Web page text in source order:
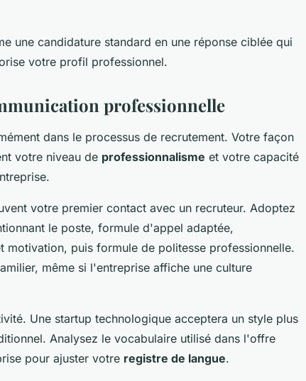
une candidature standard en une réponse ciblée qui
votre profil professionnel.
professionnelle
dans le processus de recrutement. Votre façon
votre niveau de professionnalisme et votre capacité
votre premier contact avec un recruteur. Adoptez
le poste, formule d'appel adaptée,
puis formule de politesse professionnelle.
même si l'entreprise affiche une culture
Une startup technologique acceptera un style plus
Analysez le vocabulaire utilisé dans l'offre
pour ajuster votre registre de langue.